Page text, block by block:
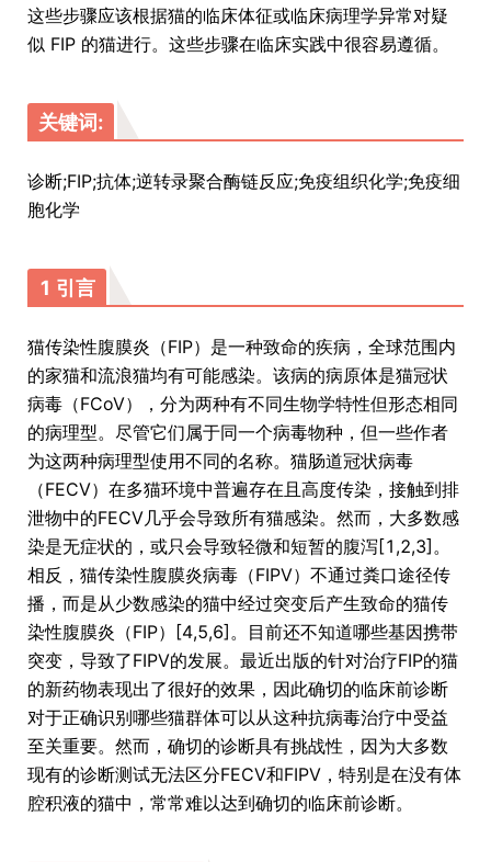
这些步骤应该根据猫的临床体征或临床病理学异常对疑
似 FIP 的猫进行。这些步骤在临床实践中很容易遵循。
关键词:
诊断;FIP;抗体;逆转录聚合酶链反应;免疫组织化学;免疫细
胞化学
1 引言
猫传染性腹膜炎（FIP）是一种致命的疾病，全球范围内
的家猫和流浪猫均有可能感染。该病的病原体是猫冠状
病毒（FCoV），分为两种有不同生物学特性但形态相同
的病理型。尽管它们属于同一个病毒物种，但一些作者
为这两种病理型使用不同的名称。猫肠道冠状病毒
（FECV）在多猫环境中普遍存在且高度传染，接触到排
泄物中的FECV几乎会导致所有猫感染。然而，大多数感
染是无症状的，或只会导致轻微和短暂的腹泻[1,2,3]。
相反，猫传染性腹膜炎病毒（FIPV）不通过粪口途径传
播，而是从少数感染的猫中经过突变后产生致命的猫传
染性腹膜炎（FIP）[4,5,6]。目前还不知道哪些基因携带
突变，导致了FIPV的发展。最近出版的针对治疗FIP的猫
的新药物表现出了很好的效果，因此确切的临床前诊断
对于正确识别哪些猫群体可以从这种抗病毒治疗中受益
至关重要。然而，确切的诊断具有挑战性，因为大多数
现有的诊断测试无法区分FECV和FIPV，特别是在没有体
腔积液的猫中，常常难以达到确切的临床前诊断。